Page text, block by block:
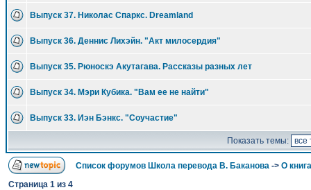
Выпуск 37. Николас Спаркс. Dreamland
Выпуск 36. Деннис Лихэйн. "Акт милосердия"
Выпуск 35. Рюноскэ Акутагава. Рассказы разных лет
Выпуск 34. Мэри Кубика. "Вам ее не найти"
Выпуск 33. Иэн Бэнкс. "Соучастие"
Показать темы:
Список форумов Школа перевода В. Баканова -> О
Страница 1 из 4